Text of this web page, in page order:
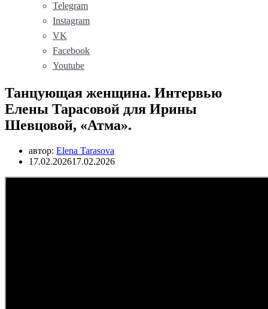
Telegram
Instagram
VK
Facebook
Youtube
Танцующая женщина. Интервью
Елены Тарасовой для Ирины
Шевцовой, «Атма».
автор: Elena Tarasova
17.02.202617.02.2026